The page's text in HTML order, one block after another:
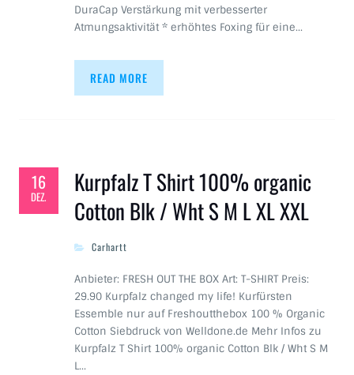
DuraCap Verstärkung mit verbesserter
Atmungsaktivität * erhöhtes Foxing für eine…
READ MORE
16
DEZ.
Kurpfalz T Shirt 100% organic
Cotton Blk / Wht S M L XL XXL
Carhartt
Anbieter: FRESH OUT THE BOX Art: T-SHIRT Preis:
29.90 Kurpfalz changed my life! Kurfürsten
Essemble nur auf Freshoutthebox 100 % Organic
Cotton Siebdruck von Welldone.de Mehr Infos zu
Kurpfalz T Shirt 100% organic Cotton Blk / Wht S M
L…